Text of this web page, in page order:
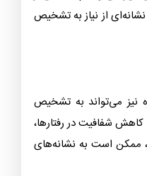
از نیاز به تشخیص
نیز می‌تواند به تشخیص
شفافیت در رفتارها،
ممکن است به نشانه‌های